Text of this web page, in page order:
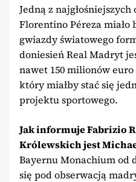
Jedną z
Florentino Péreza miało
gwiazdy światowego
doniesień Real Madryt
nawet 150 milionów
który miałby stać się
projektu sportowego.
Jak informuje Fabrizio
Królewskich jest
Bayernu Monachium od
się pod obserwacją